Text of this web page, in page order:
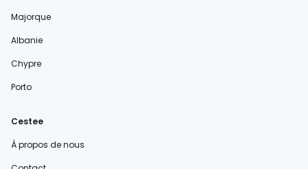
Majorque
Albanie
Chypre
Porto
Cestee
À propos de nous